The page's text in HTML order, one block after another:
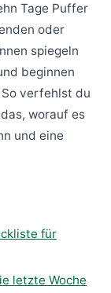
Tage Puffer
oder
spiegeln
beginnen
verfehlst du
worauf es
und eine
für
letzte Woche